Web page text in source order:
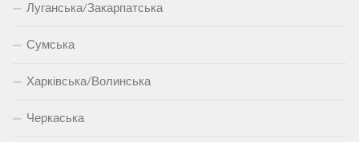
Луганська/Закарпатська
Сумська
Харківська/Волинська
Черкаська